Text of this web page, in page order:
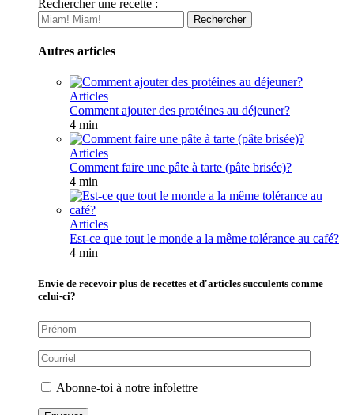
Rechercher une recette :
Autres articles
Articles
Comment ajouter des protéines au déjeuner?
4 min
Articles
Comment faire une pâte à tarte (pâte brisée)?
4 min
Articles
Est-ce que tout le monde a la même tolérance au café?
4 min
Envie de recevoir plus de recettes et d'articles succulents comme
celui-ci?
Abonne-toi à notre infolettre